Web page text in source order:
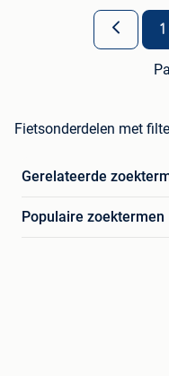
1
Fietsonderdelen met
Gerelateerde
Populaire zoektermen